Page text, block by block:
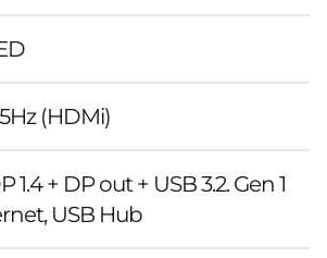
(HDMi)
1.4 + DP out + USB 3.2. Gen 1
USB Hub